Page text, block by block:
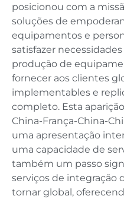
posicionou com a
soluções de
equipamentos e
satisfazer necessidades
produção de
fornecer aos clientes
implementables e
completo. Esta
China-França-China-
uma apresentação
uma capacidade de
também um passo
serviços de integração
tornar global,